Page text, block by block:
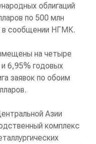
облигаций
по 500 млн
в сообщении НГМК.
на четыре
6,95% годовых
заявок по обоим
Азии
комплекс